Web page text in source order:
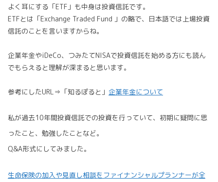
よく耳にする「ETF」も中身は投資信託です。
ETFとは「Exchange Traded Fund 」の略で、日本語では上場投資
信託のことを言いますからね。
企業年金やiDeCo、つみたてNISAで投資信託を始める方にも読ん
でもらえると理解が深まると思います。
参考にしたURL⇒「知るぽると」 企業年金について
私が過去10年間投資信託での投資を行っていて、初期に疑問に思
ったこと、勉強したことなど。
Q&A形式にしてみました。
生命保険の加入や見直し相談をファイナンシャルプランナーが全